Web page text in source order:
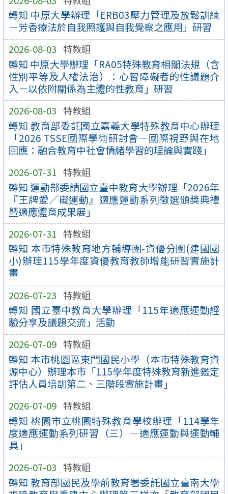
轉知 中原大學辦理「ERB03壓力管理及放鬆訓練
－芳香療法於自我照護與自我覺察之應用」研習
2026-08-03 特教組
轉知 中原大學辦理「RA05特殊教育相關法規（含
性別平等及人權法治）：心智障礙者的性議題介
入－以依附關係為主體的性教育」研習
2026-08-03 特教組
轉知 教育部委託國立嘉義大學特殊教育中心辦理
「2026 TSSE國際學術研討會－國際視野與在地
回應：融合教育中社會情緒學習的理論與實踐」
2026-07-31 特教組
轉知 運動部委請國立臺中教育大學辦理「2026年
『王牌愛／礙運動』適應運動系列徵選頒獎典禮
暨適應體育成果展」
2026-07-31 特教組
轉知 本市特殊教育地方輔導團-資優分團(建國國
小)辦理115學年度資優教育教師增能研習實施計
畫
2026-07-23 特教組
轉知 國立臺中教育大學辦理「115年適應運動經
驗分享及議題交流」活動
2026-07-09 特教組
轉知 本市桃園區東門國民小學（本市特殊教育資
源中心）辦理本市「115學年度特殊教育新進鑑定
評估人員培訓第二、三階段實施計畫」
2026-07-09 特教組
轉知 桃園市立桃園特殊教育學校辦理「114學年
度適應運動系列研習（三）—適應運動與運動輔
具」
2026-07-03 特教組
轉知 教育部國民及學前教育署委託國立臺南大學